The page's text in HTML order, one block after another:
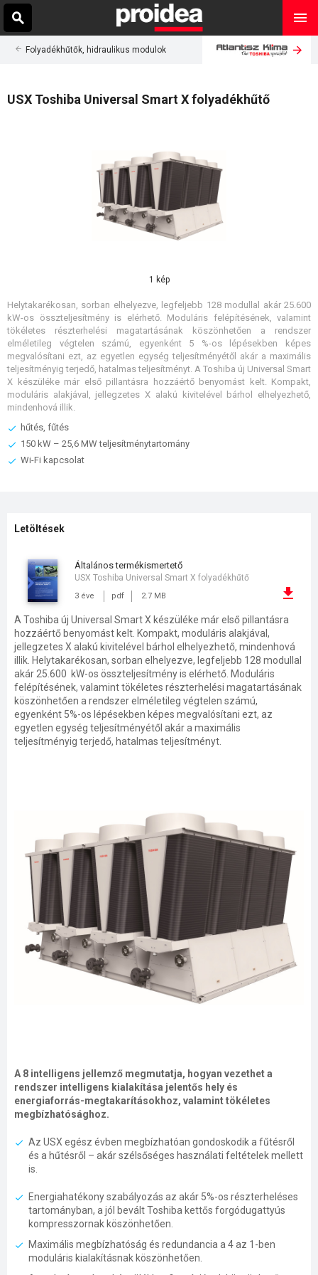
Folyadékhűtők, hidraulikus modulok
USX Toshiba Universal Smart X folyadékhűtő
1 kép
Helytakarékosan, sorban elhelyezve, legfeljebb 128 modullal akár 25.600
kW-os összteljesítmény is elérhető. Moduláris felépítésének, valamint
tökéletes részterhelési magatartásának köszönhetően a rendszer
elméletileg végtelen számú, egyenként 5 %-os lépésekben képes
megvalósítani ezt, az egyetlen egység teljesítményétől akár a maximális
teljesítményig terjedő, hatalmas teljesítményt. A Toshiba új Universal Smart
X készüléke már első pillantásra hozzáértő benyomást kelt. Kompakt,
moduláris alakjával, jellegzetes X alakú kivitelével bárhol elhelyezhető,
mindenhová illik.
hűtés, fűtés
150 kW – 25,6 MW teljesítménytartomány
Wi-Fi kapcsolat
Letöltések
általános termékismertető
3 éve pdf 2.7 MB
USX Toshiba Universal Smart X folyadékhűtő
A Toshiba új Universal Smart X készüléke már első pillantásra
hozzáértő benyomást kelt. Kompakt, moduláris alakjával,
jellegzetes X alakú kivitelével bárhol elhelyezhető, mindenhová
illik. Helytakarékosan, sorban elhelyezve, legfeljebb 128 modullal
akár 25.600 kW-os összteljesítmény is elérhető. Moduláris
felépítésének, valamint tökéletes részterhelési magatartásának
köszönhetően a rendszer elméletileg végtelen számú,
egyenként 5%-os lépésekben képes megvalósítani ezt, az
egyetlen egység teljesítményétől akár a maximális
teljesítményig terjedő, hatalmas teljesítményt.
A 8 intelligens jellemző megmutatja, hogyan vezethet a
rendszer intelligens kialakítása jelentős hely és
energiaforrás-megtakarításokhoz, valamint tökéletes
megbízhatósághoz.
Az USX egész évben megbízhatóan gondoskodik a fűtésről
és a hűtésről – akár szélsőséges használati feltételek mellett
is.
Energiahatékony szabályozás az akár 5%-os részterheléses
tartományban, a jól bevált Toshiba kettős forgódugattyús
kompresszornak köszönhetően.
Maximális megbízhatóság és redundancia a 4 az 1-ben
moduláris kialakításnak köszönhetően.